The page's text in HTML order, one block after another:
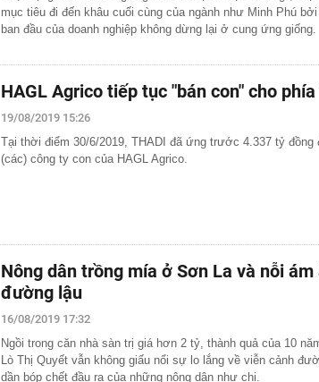
mục tiêu đi đến khâu cuối cùng của ngành như Minh Phú
ban đầu của doanh nghiệp không dừng lại ở cung ứng giống.
HAGL Agrico tiếp tục "bán con" cho phía
19/08/2019 15:26
Tại thời điểm 30/6/2019, THADI đã ứng trước 4.337 tỷ đồng
(các) công ty con của HAGL Agrico.
Nông dân trồng mía ở Sơn La và nỗi ám
đường lậu
16/08/2019 17:32
Ngồi trong căn nhà sàn trị giá hơn 2 tỷ, thành quả của 10
Lò Thị Quyết vẫn không giấu nổi sự lo lắng về viễn cảnh
dần bóp chết đầu ra của những nông dân như chị.